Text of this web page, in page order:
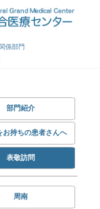
係部門
部門紹介
お持ちの患者さんへ
表敬訪問
周南